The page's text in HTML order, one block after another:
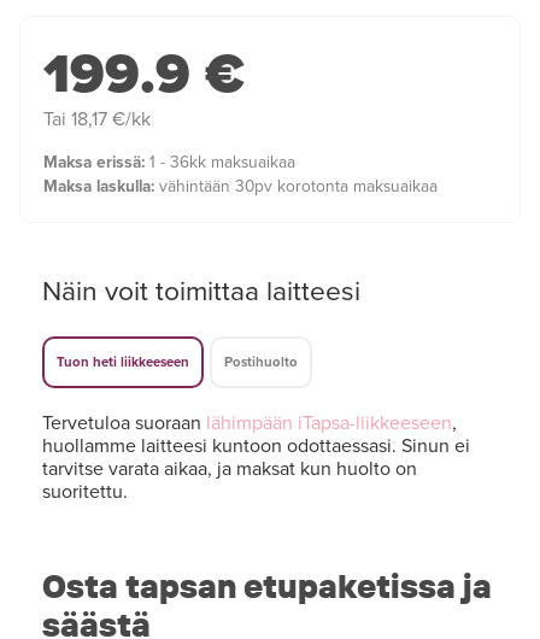
199.9 €
Tai 18,17 €/kk
Maksa erissä: 1 - 36kk maksuaikaa
Maksa laskulla: vähintään 30pv korotonta maksuaikaa
Näin voit toimittaa laitteesi
Tuon heti liikkeeseen Postihuolto
Tervetuloa suoraan lähimpään iTapsa-liikkeeseen,
huollamme laitteesi kuntoon odottaessasi. Sinun ei
tarvitse varata aikaa, ja maksat kun huolto on
suoritettu.
Osta tapsan etupaketissa ja
säästä